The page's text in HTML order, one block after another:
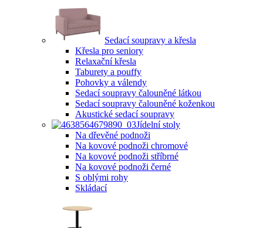
Sedací soupravy a křesla
Křesla pro seniory
Relaxační křesla
Taburety a pouffy
Pohovky a válendy
Sedací soupravy čalouněné látkou
Sedací soupravy čalouněné koženkou
Akustické sedací soupravy
Jídelní stoly
Na dřevěné podnoži
Na kovové podnoži chromové
Na kovové podnoži stříbrné
Na kovové podnoži černé
S oblými rohy
Skládací